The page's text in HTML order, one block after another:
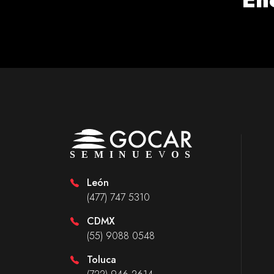
León
(477) 747 5310
CDMX
(55) 9088 0548
Toluca